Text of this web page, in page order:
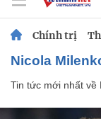
Chính trị
Nicola
Tin tức mới nhất về